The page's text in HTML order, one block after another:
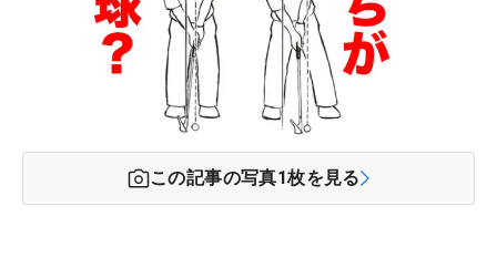
この記事の写真1枚を見る